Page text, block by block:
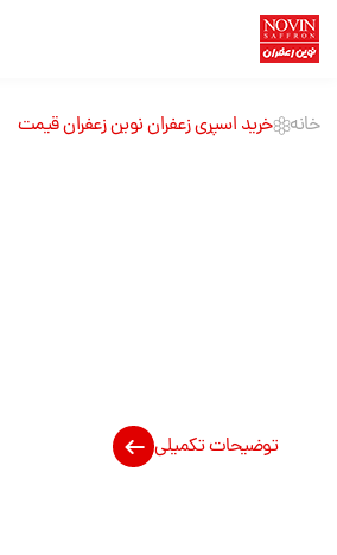
خانه خرید اسپری زعفران نوین زعفران قیمت
توضیحات تکمیلی